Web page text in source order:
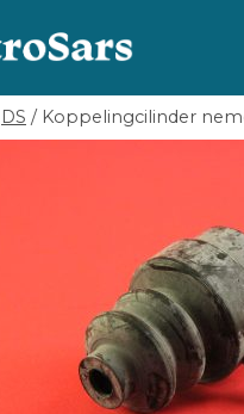
DS / Koppelingcilinder